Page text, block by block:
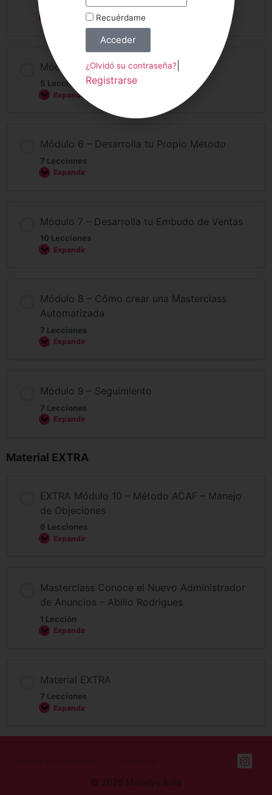
8 Lecciones
Módulo 5 – Desarrolla tus Ventas
5 Lecciones
Expandir
Módulo 6 – Desarrolla tu Propio Método
7 Lecciones
Expandir
Módulo 7 – Desarrolla tu Embudo de Ventas
10 Lecciones
Expandir
Módulo 8 – Cómo crear una Masterclass
Automatizada
7 Lecciones
Expandir
Módulo 9 – Seguimiento
7 Lecciones
Expandir
Material EXTRA
EXTRA Módulo 10 – Método ACAF – Manejo
de Objeciones
6 Lecciones
Expandir
Masterclass Conoce el Nuevo Administrador
de Anuncios – Abilio Rodrigues
1 Lección
Expandir
Material EXTRA
7 Lecciones
Expandir
© 2025 Marielys Ávila
Recuérdame
Acceder
¿Olvidó su contraseña?|
Registrarse